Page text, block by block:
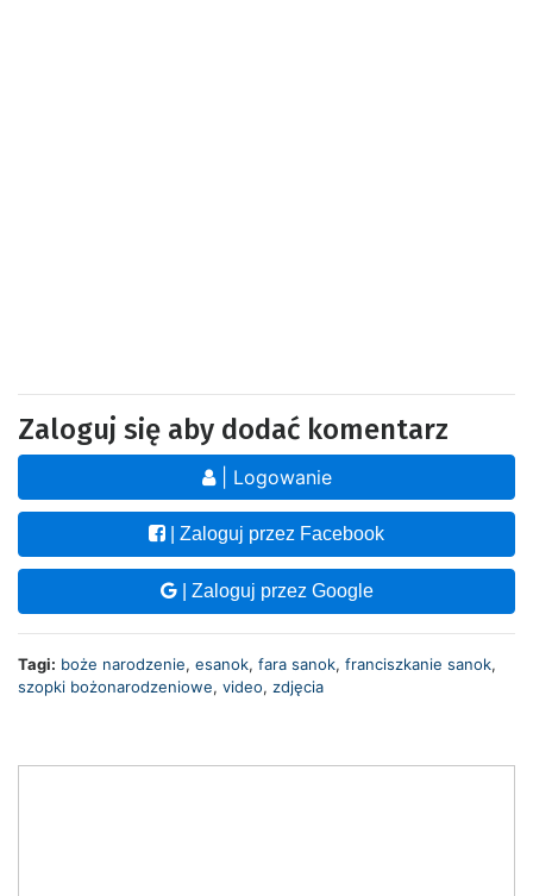
Zaloguj się aby dodać komentarz
| Logowanie
| Zaloguj przez Facebook
| Zaloguj przez Google
Tagi: boże narodzenie, esanok, fara sanok, franciszkanie sanok,
szopki bożonarodzeniowe, video, zdjęcia